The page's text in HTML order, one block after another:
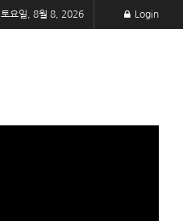
토요일, 8월 8, 2026 Login